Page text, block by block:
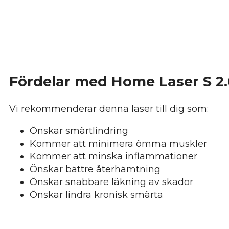
Fördelar med Home Laser S
Vi rekommenderar denna laser till dig som:
Önskar smärtlindring
Kommer att minimera ömma muskler
Kommer att minska inflammationer
Önskar bättre återhämtning
Önskar snabbare läkning av skador
Önskar lindra kronisk smärta